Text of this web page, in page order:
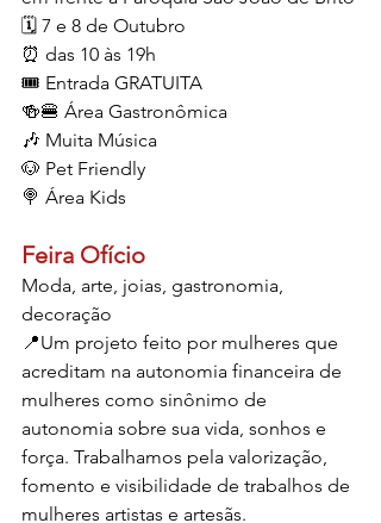
🗓️ 7 e 8 de Outubro
⏰ das 10 às 19h
🎟 Entrada GRATUITA
🍻🍔 Área Gastronômica
🎶 Muita Música
🐶 Pet Friendly
🍭 Área Kids
Feira Ofício
Moda, arte, joias, gastronomia,
decoração
📍Um projeto feito por mulheres que
acreditam na autonomia financeira de
mulheres como sinônimo de
autonomia sobre sua vida, sonhos e
força. Trabalhamos pela valorização,
fomento e visibilidade de trabalhos de
mulheres artistas e artesãs.